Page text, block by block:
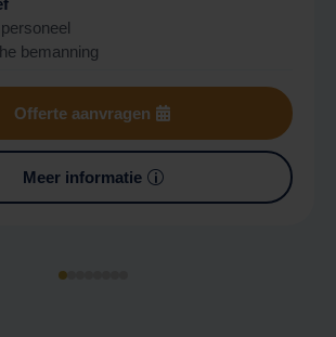
bemanning
Offerte aanvragen
Meer informatie